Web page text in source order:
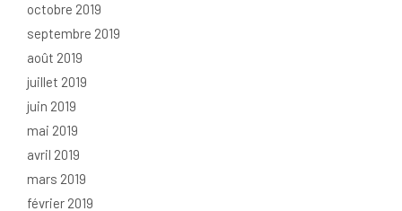
octobre 2019
septembre 2019
août 2019
juillet 2019
juin 2019
mai 2019
avril 2019
mars 2019
février 2019